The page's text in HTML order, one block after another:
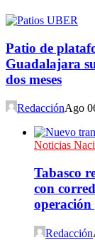
Patio de
Guadalajara
dos meses
RedacciónAgo
Noticias
Tabasco
con
Redacción